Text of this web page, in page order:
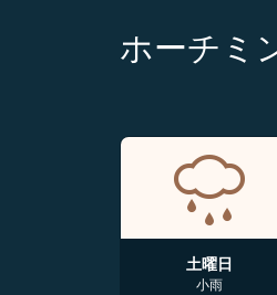
ホーチミ
土曜日
小雨